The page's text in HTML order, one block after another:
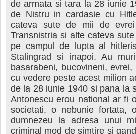
de armata si tara la 28 iunie
de Nistru in cardasie cu
cateva sute de mii de
Transnistria si alte cateva
pe campul de lupta al
Stalingrad si inapoi. Au
basarabeni, bucovineni,
cu vedere peste acest milion
de la 28 iunie 1940 si pana la
Antonescu erou national ar fi
societati, o nebunie fortata,
dumnezeu la adresa unui
criminal mod de simtire si